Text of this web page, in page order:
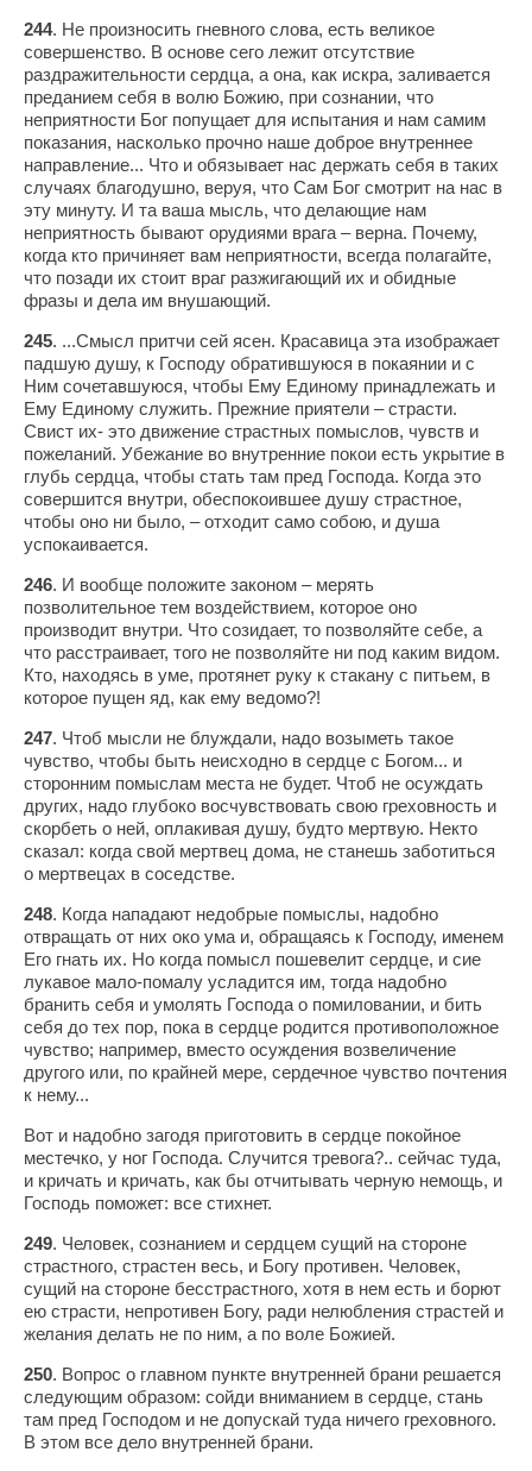
244. Не произносить гневного слова, есть великое
совершенство. В основе сего лежит отсутствие
раздражительности сердца, а она, как искра, заливается
преданием себя в волю Божию, при сознании, что
неприятности Бог попущает для испытания и нам самим
показания, насколько прочно наше доброе внутреннее
направление... Что и обязывает нас держать себя в таких
случаях благодушно, веруя, что Сам Бог смотрит на нас в
эту минуту. И та ваша мысль, что делающие нам
неприятность бывают орудиями врага – верна. Почему,
когда кто причиняет вам неприятности, всегда полагайте,
что позади их стоит враг разжигающий их и обидные
фразы и дела им внушающий.
245. ...Смысл притчи сей ясен. Красавица эта изображает
падшую душу, к Господу обратившуюся в покаянии и с
Ним сочетавшуюся, чтобы Ему Единому принадлежать и
Ему Единому служить. Прежние приятели – страсти.
Свист их- это движение страстных помыслов, чувств и
пожеланий. Убежание во внутренние покои есть укрытие в
глубь сердца, чтобы стать там пред Господа. Когда это
совершится внутри, обеспокоившее душу страстное,
чтобы оно ни было, – отходит само собою, и душа
успокаивается.
246. И вообще положите законом – мерять
позволительное тем воздействием, которое оно
производит внутри. Что созидает, то позволяйте себе, а
что расстраивает, того не позволяйте ни под каким видом.
Кто, находясь в уме, протянет руку к стакану с питьем, в
которое пущен яд, как ему ведомо?!
247. Чтоб мысли не блуждали, надо возыметь такое
чувство, чтобы быть неисходно в сердце с Богом... и
сторонним помыслам места не будет. Чтоб не осуждать
других, надо глубоко восчувствовать свою греховность и
скорбеть о ней, оплакивая душу, будто мертвую. Некто
сказал: когда свой мертвец дома, не станешь заботиться
о мертвецах в соседстве.
248. Когда нападают недобрые помыслы, надобно
отвращать от них око ума и, обращаясь к Господу, именем
Его гнать их. Но когда помысл пошевелит сердце, и сие
лукавое мало-помалу усладится им, тогда надобно
бранить себя и умолять Господа о помиловании, и бить
себя до тех пор, пока в сердце родится противоположное
чувство; например, вместо осуждения возвеличение
другого или, по крайней мере, сердечное чувство почтения
к нему...
Вот и надобно загодя приготовить в сердце покойное
местечко, у ног Господа. Случится тревога?.. сейчас туда,
и кричать и кричать, как бы отчитывать черную немощь, и
Господь поможет: все стихнет.
249. Человек, сознанием и сердцем сущий на стороне
страстного, страстен весь, и Богу противен. Человек,
сущий на стороне бесстрастного, хотя в нем есть и борют
ею страсти, непротивен Богу, ради нелюбления страстей и
желания делать не по ним, а по воле Божией.
250. Вопрос о главном пункте внутренней брани решается
следующим образом: сойди вниманием в сердце, стань
там пред Господом и не допускай туда ничего греховного.
В этом все дело внутренней брани.